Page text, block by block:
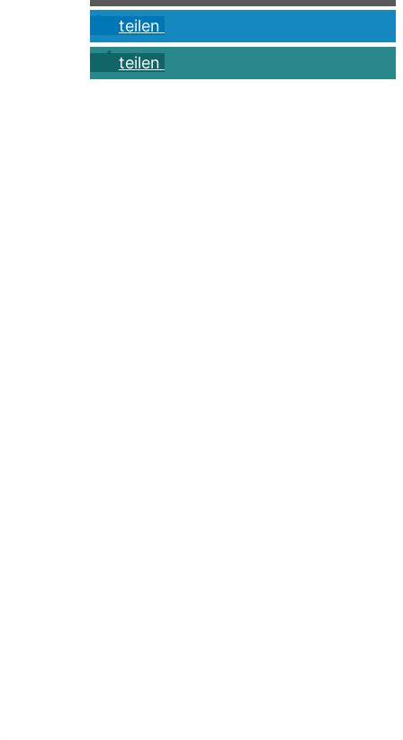
teilen
teilen